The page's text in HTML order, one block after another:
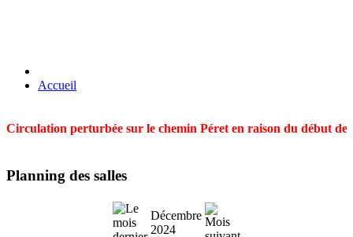
Accueil
Circulation perturbée sur le chemin Péret en raison du début
Planning des salles
Décembre
2024